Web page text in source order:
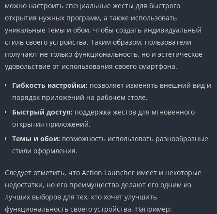
можно настроить специальные жесты для быстрого
открытия нужных программ, а также использовать
уникальные темы и обои, чтобы создать индивидуальный
стиль своего устройства. Таким образом, пользователи
получают не только функциональность, но и эстетическое
удовольствие от использования своего смартфона.
Гибкость настройки: позволяет изменять внешний вид и
порядок приложений на рабочем столе.
Быстрый доступ: поддержка жестов для мгновенного
открытия приложений.
Темы и обои: возможность использовать разнообразные
стили оформления.
Следует отметить, что Action Launcher имеет и некоторые
недостатки, но его преимущества делают его одним из
лучших выборов для тех, кто хочет улучшить
функциональность своего устройства. Например: